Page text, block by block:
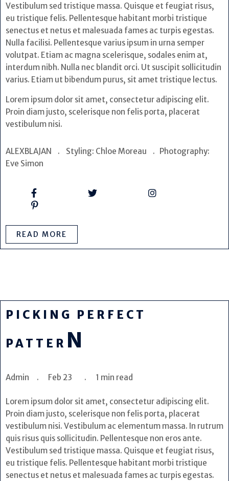
Vestibulum sed tristique massa. Quisque et feugiat risus,
eu tristique felis. Pellentesque habitant morbi tristique
senectus et netus et malesuada fames ac turpis egestas.
Nulla facilisi. Pellentesque varius ipsum in urna semper
volutpat. Etiam ac magna scelerisque, sodales enim at,
interdum nibh. Nulla nec blandit orci. Ut suscipit sollicitudin
varius. Etiam ut bibendum purus, sit amet tristique lectus.
Lorem ipsum dolor sit amet, consectetur adipiscing elit.
Proin diam justo, scelerisque non felis porta, placerat
vestibulum nisi.
ALEXBLAJAN . Styling: Chloe Moreau . Photography:
Eve Simon
READ MORE
PICKING PERFECT
PATTER N
Admin . Feb 23 . 1 min read
Lorem ipsum dolor sit amet, consectetur adipiscing elit.
Proin diam justo, scelerisque non felis porta, placerat
vestibulum nisi. Vestibulum ac elementum massa. In rutrum
quis risus quis sollicitudin. Pellentesque non eros ante.
Vestibulum sed tristique massa. Quisque et feugiat risus,
eu tristique felis. Pellentesque habitant morbi tristique
senectus et netus et malesuada fames ac turpis egestas.